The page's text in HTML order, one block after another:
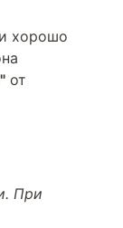
хорошо
от
При